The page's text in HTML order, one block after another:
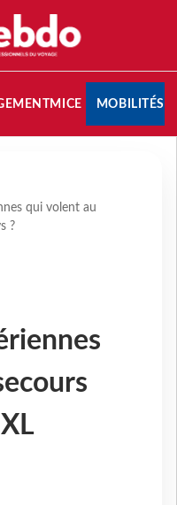
MICE MOBILITÉS
qui volent au
?